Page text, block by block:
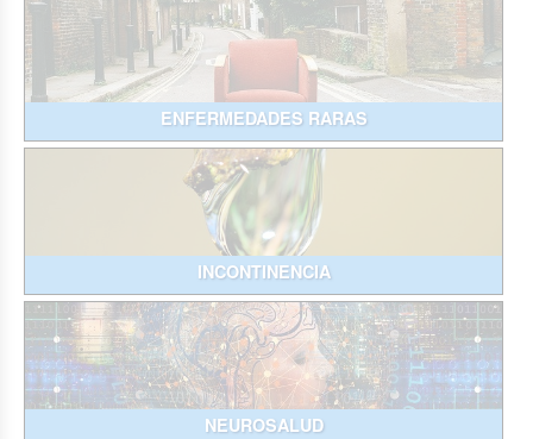
ENFERMEDADES RARAS
INCONTINENCIA
NEUROSALUD